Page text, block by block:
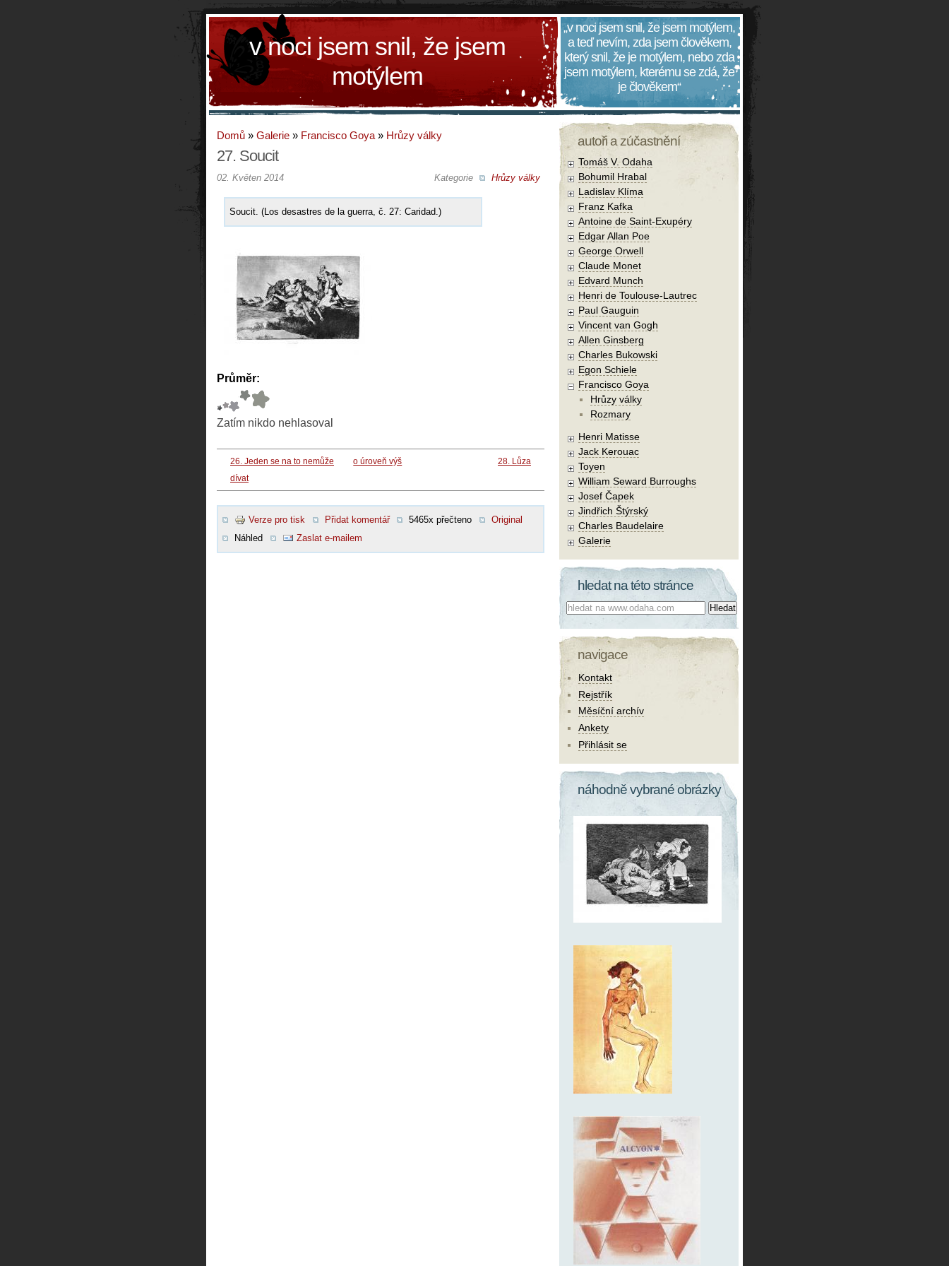
v noci jsem snil, že jsem
motýlem
„v noci jsem snil, že jsem motýlem,
a teď nevím, zda jsem člověkem,
který snil, že je motýlem, nebo zda
jsem motýlem, kterému se zdá, že
je člověkem“
Domů » Galerie » Francisco Goya » Hrůzy války
27. Soucit
Kategorie Hrůzy války
02. Květen 2014
Soucit. (Los desastres de la guerra, č. 27: Caridad.)
Průměr:
Zatím nikdo nehlasoval
26. Jeden se na to nemůže
dívat
o úroveň výš 28. Lůza
Verze pro tisk Přidat komentář 5465x přečteno
Original
Náhled
Zaslat e-mailem
autoři a zúčastnění
Tomáš V. Odaha
Bohumil Hrabal
Ladislav Klíma
Franz Kafka
Antoine de Saint-Exupéry
Edgar Allan Poe
George Orwell
Claude Monet
Edvard Munch
Henri de Toulouse-Lautrec
Paul Gauguin
Vincent van Gogh
Allen Ginsberg
Charles Bukowski
Egon Schiele
Francisco Goya
Hrůzy války
Rozmary
Henri Matisse
Jack Kerouac
Toyen
William Seward Burroughs
Josef Čapek
Jindřich Štýrský
Charles Baudelaire
Galerie
hledat na této stránce
Co hledat:
navigace
Kontakt
Rejstřík
Měsíční archív
Ankety
Přihlásit se
náhodně vybrané obrázky